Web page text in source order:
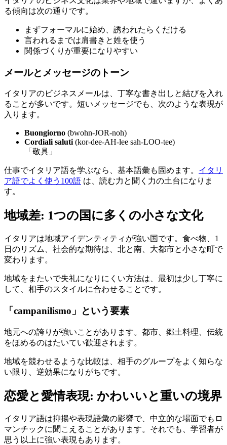
る傾向は次の通りです。
まずフォーマルに始め、誘われたらくだける
言われるまでは肩書きと姓を使う
関係づくりが重要になりやすい
メールとメッセージのトーン
イタリアのビジネスメールは、丁寧な書き出しと結びを入れ
ることが多いです。短いメッセージでも、次のような表現が
入ります。
Buongiorno (bwohn-JOR-noh)
Cordiali saluti (kor-dee-AH-lee sah-LOO-tee)
「敬具」
仕事でイタリア語を学ぶなら、基本語彙も固めます。 イタリ
ア語でよく使う100語 は、読む力と聞く力の土台になりま
す。
地域差: 1つの国に多くの小さな文化
イタリアは地域アイデンティティが強い国です。食べ物、1
日のリズム、社会的な期待は、北と南、大都市と小さな町で
変わります。
地域をまたいで失礼になりにくい方法は、最初は少し丁寧に
して、相手のスタイルに合わせることです。
「campanilismo」という要素
地元への誇りが強いことがあります。都市、郷土料理、伝統
をほめるのはたいてい歓迎されます。
地域を競わせるような比較は、相手のグループをよく知らな
い限り、逆効果になりがちです。
恋愛と愛情表現: かわいいと重いの境界
イタリア語は抑揚や表現語彙の影響で、中立的な場面でもロ
マンチックに聞こえることがあります。それでも、学習者が
思う以上に強い表現もあります。